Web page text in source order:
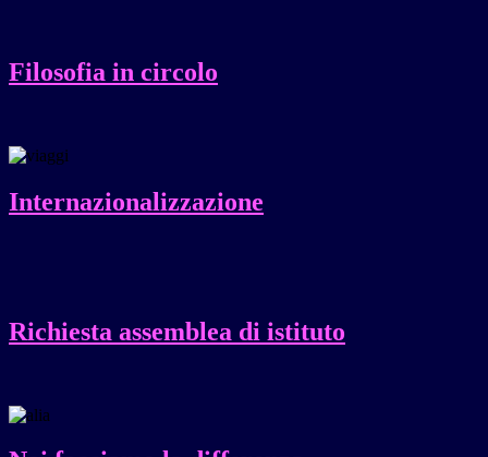
Filosofia in circolo
Internazionalizzazione
Richiesta assemblea di istituto